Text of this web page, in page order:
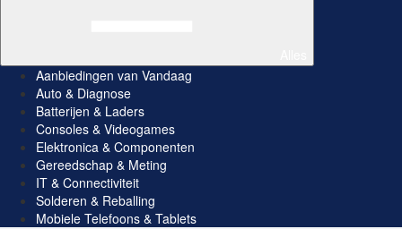
Aanbiedingen van Vandaag
Auto & Diagnose
Batterijen & Laders
Consoles & Videogames
Elektronica & Componenten
Gereedschap & Meting
IT & Connectiviteit
Solderen & Reballing
Mobiele Telefoons & Tablets